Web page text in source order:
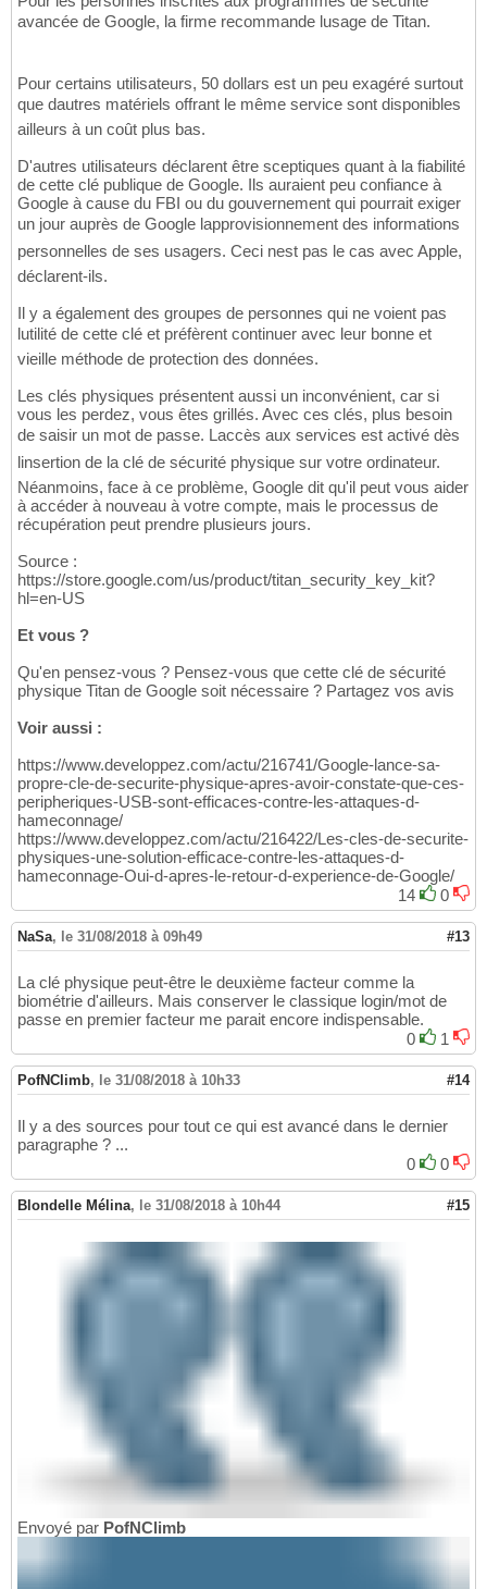
avancée de Google, la firme recommande lusage de Titan.
Pour certains utilisateurs, 50 dollars est un peu exagéré surtout
que dautres matériels offrant le même service sont disponibles
ailleurs à un coût plus bas.
D'autres utilisateurs déclarent être sceptiques quant à la fiabilité
de cette clé publique de Google. Ils auraient peu confiance à
Google à cause du FBI ou du gouvernement qui pourrait exiger
un jour auprès de Google lapprovisionnement des informations
personnelles de ses usagers. Ceci nest pas le cas avec Apple,
déclarent-ils.
Il y a également des groupes de personnes qui ne voient pas
lutilité de cette clé et préfèrent continuer avec leur bonne et
vieille méthode de protection des données.
Les clés physiques présentent aussi un inconvénient, car si
vous les perdez, vous êtes grillés. Avec ces clés, plus besoin
de saisir un mot de passe. Laccès aux services est activé dès
linsertion de la clé de sécurité physique sur votre ordinateur.
Néanmoins, face à ce problème, Google dit qu'il peut vous aider
à accéder à nouveau à votre compte, mais le processus de
récupération peut prendre plusieurs jours.
Source :
https://store.google.com/us/product/titan_security_key_kit?
hl=en-US
Et vous ?
Qu'en pensez-vous ? Pensez-vous que cette clé de sécurité
physique Titan de Google soit nécessaire ? Partagez vos avis
Voir aussi :
https://www.developpez.com/actu/216741/Google-lance-sa-
propre-cle-de-securite-physique-apres-avoir-constate-que-ces-
peripheriques-USB-sont-efficaces-contre-les-attaques-d-
hameconnage/
https://www.developpez.com/actu/216422/Les-cles-de-securite-
physiques-une-solution-efficace-contre-les-attaques-d-
hameconnage-Oui-d-apres-le-retour-d-experience-de-Google/
14
0
NaSa, le 31/08/2018 à 09h49 #13
La clé physique peut-être le deuxième facteur comme la
biométrie d'ailleurs. Mais conserver le classique login/mot de
passe en premier facteur me parait encore indispensable.
0
1
PofNClimb, le 31/08/2018 à 10h33 #14
Il y a des sources pour tout ce qui est avancé dans le dernier
paragraphe ? ...
0
0
Blondelle Mélina, le 31/08/2018 à 10h44 #15
Envoyé par PofNClimb